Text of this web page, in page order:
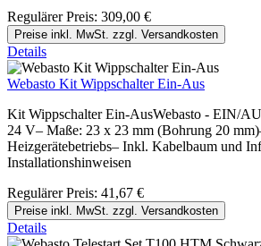
Regulärer Preis: 309,00 €
Preise inkl. MwSt. zzgl. Versandkosten
Details
Webasto Kit Wippschalter Ein-Aus
Kit Wippschalter Ein-AusWebasto - EIN/
24 V– Maße: 23 x 23 mm (Bohrung 20
Heizgerätebetriebs– Inkl. Kabelbaum und
Installationshinweisen
Regulärer Preis: 41,67 €
Preise inkl. MwSt. zzgl. Versandkosten
Details